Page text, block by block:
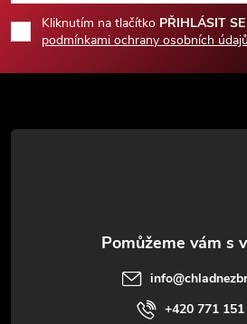
p
a
Kliknutím na tlačítko PŘIHLÁSIT SE
podmínkami ochrany osobních
info@
+420 771